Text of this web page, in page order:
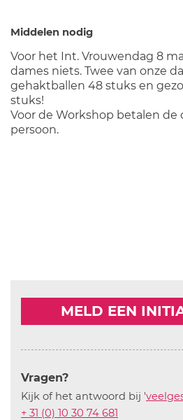
Middelen nodig
Voor het Int. Vrouwendag 8
dames niets. Twee van onze
gehaktballen 48 stuks en
stuks!
Voor de Workshop betalen de
persoon.
MELD EEN
Vragen?
Kijk of het antwoord bij '
+ 31 (0) 10 30 74 681